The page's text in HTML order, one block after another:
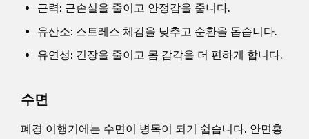
근력: 근손실을 줄이고 안정감을 줍니다.
유산소: 스트레스 체감을 낮추고 순환을 돕습니다.
유연성: 긴장을 줄이고 몸 감각을 더 편하게 합니다.
수면
폐경 이행기에는 수면이 병목이 되기 쉽습니다. 안면홍